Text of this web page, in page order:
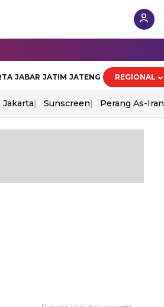
JABAR JATIM JATENG REGIONAL
Jakarta Sunscreen Perang As-Iran